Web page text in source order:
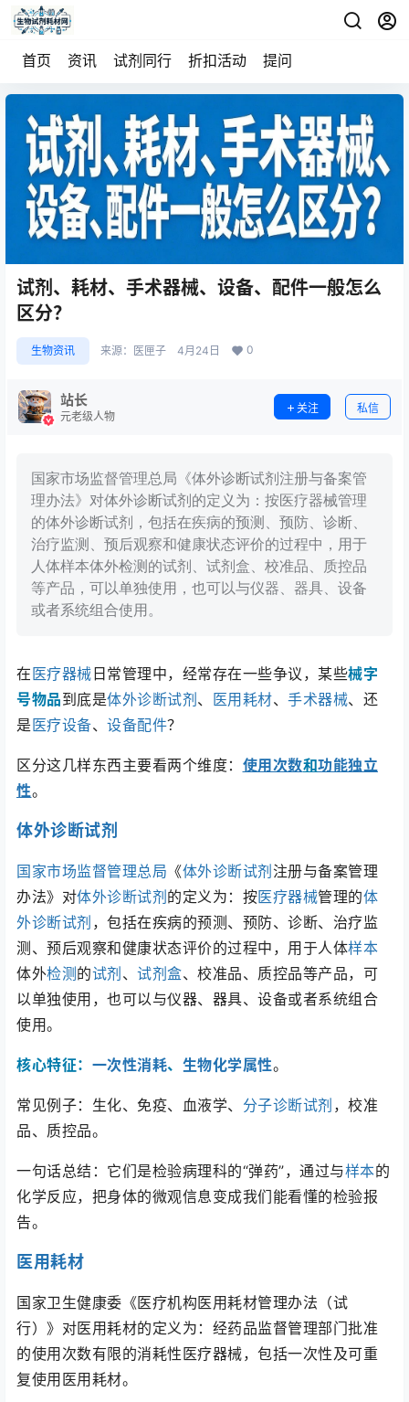
首页 资讯 试剂同行 折扣活动 提问
试剂、耗材、手术器械、设备、配件一般怎么
区分？
生物资讯 来源： 医匣子 4月24日 0
站长
元老级人物
关注 私信
国家市场监督管理总局《体外诊断试剂注册与备案管
理办法》对体外诊断试剂的定义为：按医疗器械管理
的体外诊断试剂，包括在疾病的预测、预防、诊断、
治疗监测、预后观察和健康状态评价的过程中，用于
人体样本体外检测的试剂、试剂盒、校准品、质控品
等产品，可以单独使用，也可以与仪器、器具、设备
或者系统组合使用。
在医疗器械日常管理中，经常存在一些争议，某些械字
号物品到底是体外诊断试剂、 医用耗材、 手术器械、还
是医疗设备、 设备配件？
区分这几样东西主要看两个维度： 使用次数和功能独立
性。
体外诊断试剂
国家市场监督管理总局 《体外诊断试剂注册与备案管理
办法》对体外诊断试剂的定义为： 按医疗器械管理的体
外诊断试剂 ，包括在疾病的预测、预防、诊断、治疗监
测、预后观察和健康状态评价的过程中，用于人体样本
体外检测的试剂、 试剂盒、校准品、质控品等产品，可
以单独使用，也可以与仪器、器具、设备或者系统组合
使用。
核心特征： 一次性消耗、 生物化学属性。
常见例子：生化、免疫、血液学、 分子诊断试剂 ，校准
品、质控品。
一句话总结：它们是检验病理科的“弹药”，通过与样本的
化学反应，把身体的微观信息变成我们能看懂的检验报
告。
医用耗材
国家卫生健康委《医疗机构医用耗材管理办法（试
行） 》对医用耗材的定义为：经药品监督管理部门批准
的使用次数有限的消耗性医疗器械，包括一次性及可重
复使用医用耗材。